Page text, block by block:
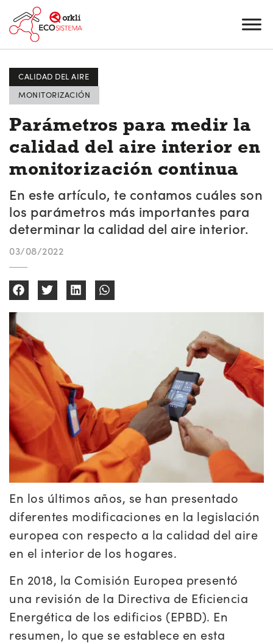
CALIDAD DEL AIRE
MONITORIZACIÓN
Parámetros para medir la
calidad del aire interior en
monitorización continua
En este artículo, te contamos cuáles son
los parámetros más importantes para
determinar la calidad del aire interior.
03/08/2022
En los últimos años, se han presentado
diferentes modificaciones en la legislación
europea con respecto a la calidad del aire
en el interior de los hogares.
En 2018, la Comisión Europea presentó
una revisión de la Directiva de Eficiencia
Energética de los edificios (EPBD). En
resumen, lo que se establece en esta